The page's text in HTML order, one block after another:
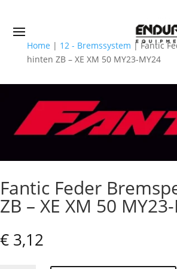
Home | 12 - Bremssystem | Fantic
hinten ZB – XE XM 50 MY23-MY24
Fantic Feder
ZB – XE XM 50
€ 3,12